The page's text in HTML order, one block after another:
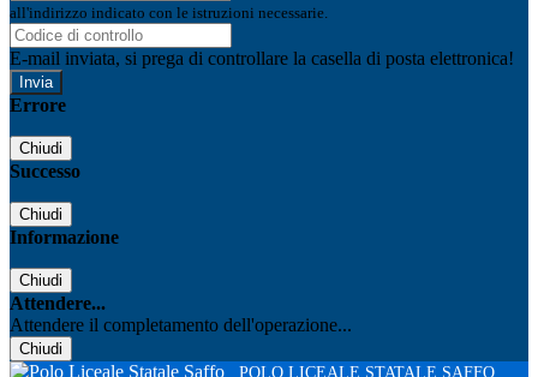
all'indirizzo indicato con le istruzioni necessarie.
E-mail inviata, si prega di controllare la casella di posta elettronica!
Errore
Chiudi
Successo
Chiudi
Informazione
Chiudi
Attendere...
Attendere il completamento dell'operazione...
Chiudi
POLO LICEALE STATALE SAFFO